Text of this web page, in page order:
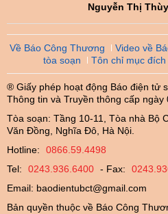
Nguyễn Thị
Về Báo Công Thương Video về
tòa soạn
Tôn chỉ mục đích
® Giấy phép hoạt động Báo điện tử
Thông tin và Truyền thông cấp ngày
Tòa soạn: Tầng 10-11, Tòa nhà Bộ
Văn Đồng, Nghĩa Đô, Hà Nội.
Hotline:
0866.59.4498
Tel:
0243.936.6400 - Fax:
Email: baodientubct@gmail.com
Bản quyền thuộc về Báo Công